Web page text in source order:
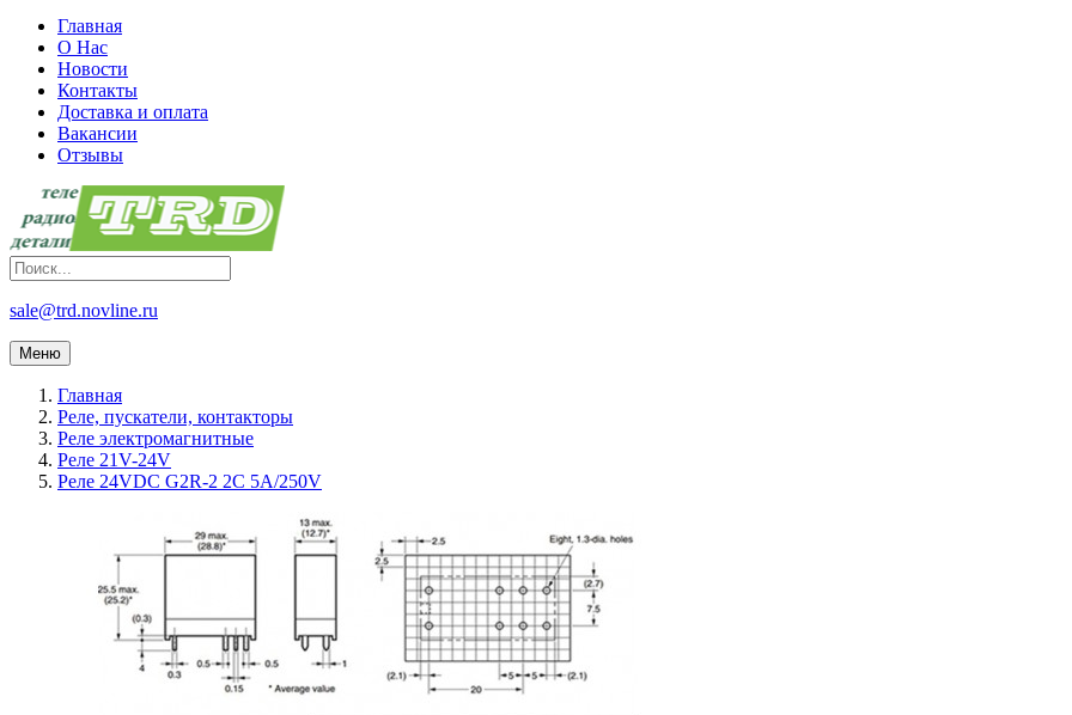
Главная
О Нас
Новости
Контакты
Доставка и оплата
Вакансии
Отзывы
sale@trd.novline.ru
Меню
Главная
Реле, пускатели, контакторы
Реле электромагнитные
Реле 21V-24V
Реле 24VDC G2R-2 2C 5A/250V